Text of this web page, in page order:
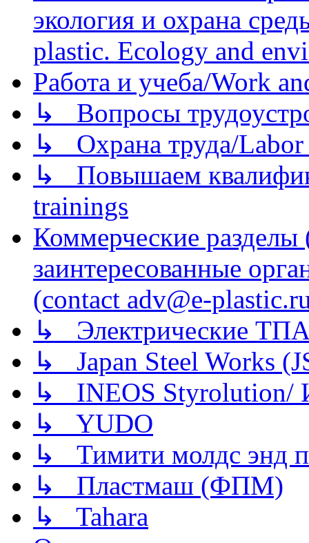
экология и охрана
plastic. Ecology and
Работа и учеба/Work
↳ Вопросы
↳ Охрана труда/Labor
↳ Повышаем
trainings
Коммерческие
заинтересованные
(contact adv@e-
↳ Электрические
↳ Japan Steel Works
↳ INEOS
↳ YUDO
↳ Тимити молдс энд
↳ Пластмаш (ФПМ)
↳ Tahara